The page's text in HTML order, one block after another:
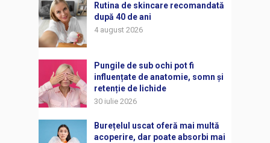
Rutina de skincare recomandată
după 40 de ani
4 august 2026
Pungile de sub ochi pot fi
influențate de anatomie, somn și
retenție de lichide
30 iulie 2026
Burețelul uscat oferă mai multă
acoperire, dar poate absorbi mai